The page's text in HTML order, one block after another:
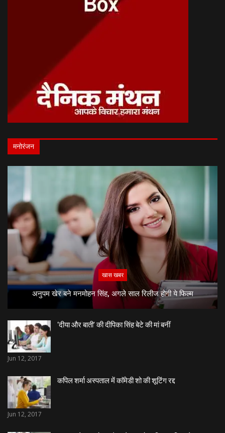
मनोरंजन
खास खबर
अनुपम खेर बने मनमोहन सिंह, अगले साल रिलीज होगी ये फिल्म
‘दीया और बाती’ की दीपिका सिंह बेटे की मां बनीं
Jun 12, 2017
कपिल शर्मा अस्पताल में काॅमेडी शो की शूटिंग रद्द
Jun 12, 2017